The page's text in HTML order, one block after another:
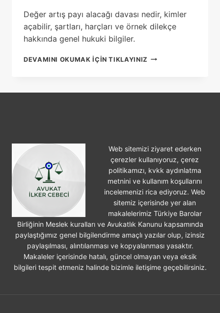
Değer artış payı alacağı davası nedir, kimler
açabilir, şartları, harçları ve örnek dilekçe
hakkında genel hukuki bilgiler.
DEVAMINI OKUMAK IÇIN TIKLAYINIZ DEĞER
Web sitemizi ziyaret ederken
çerezler kullanıyoruz, çerez
politikamızı, kvkk aydınlatma
metnini ve kullanım koşullarını
incelemenizi rica ediyoruz. Web
sitemiz içerisinde yer alan
makalelerimiz Türkiye Barolar
Birliğinin Meslek kuralları ve Avukatlık Kanunu kapsamında
paylaştığımız genel bilgilendirme amaçlı yazılar olup, izinsiz
paylaşılması, alıntılanması ve kopyalanması yasaktır.
Makaleler içerisinde hatalı, güncel olmayan veya eksik
bilgileri tespit etmeniz halinde bizimle iletişime geçebilirsiniz.